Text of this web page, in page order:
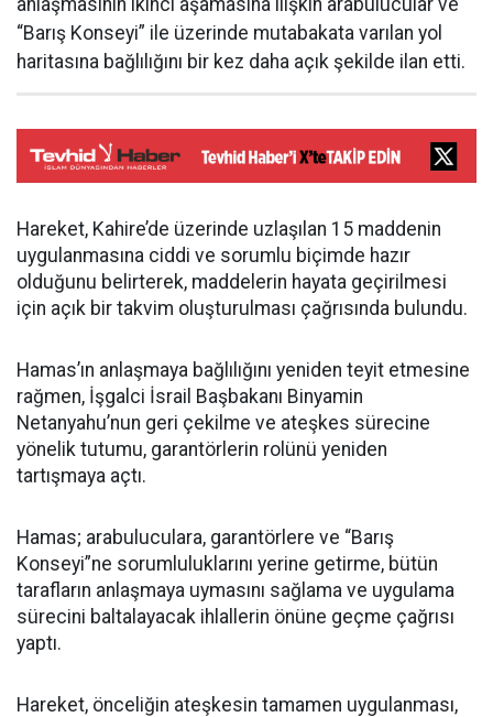
“Barış Konseyi” ile üzerinde mutabakata varılan yol
haritasına bağlılığını bir kez daha açık şekilde ilan etti.
Hareket, Kahire’de üzerinde uzlaşılan 15 maddenin
uygulanmasına ciddi ve sorumlu biçimde hazır
olduğunu belirterek, maddelerin hayata geçirilmesi
için açık bir takvim oluşturulması çağrısında bulundu.
Hamas’ın anlaşmaya bağlılığını yeniden teyit etmesine
rağmen, İşgalci İsrail Başbakanı Binyamin
Netanyahu’nun geri çekilme ve ateşkes sürecine
yönelik tutumu, garantörlerin rolünü yeniden
tartışmaya açtı.
Hamas; arabuluculara, garantörlere ve “Barış
Konseyi”ne sorumluluklarını yerine getirme, bütün
tarafların anlaşmaya uymasını sağlama ve uygulama
sürecini baltalayacak ihlallerin önüne geçme çağrısı
yaptı.
Hareket, önceliğin ateşkesin tamamen uygulanması,